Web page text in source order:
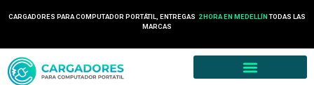
CARGADORES PARA COMPUTADOR PORTÁTIL, ENTREGAS 2 HORA EN MEDELLÍN
24 HORAS EN COLOMBIATODAS LAS
MARCAS